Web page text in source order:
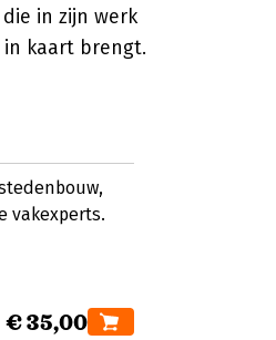
in zijn werk
kaart brengt.
vakexperts.
€ 35,00